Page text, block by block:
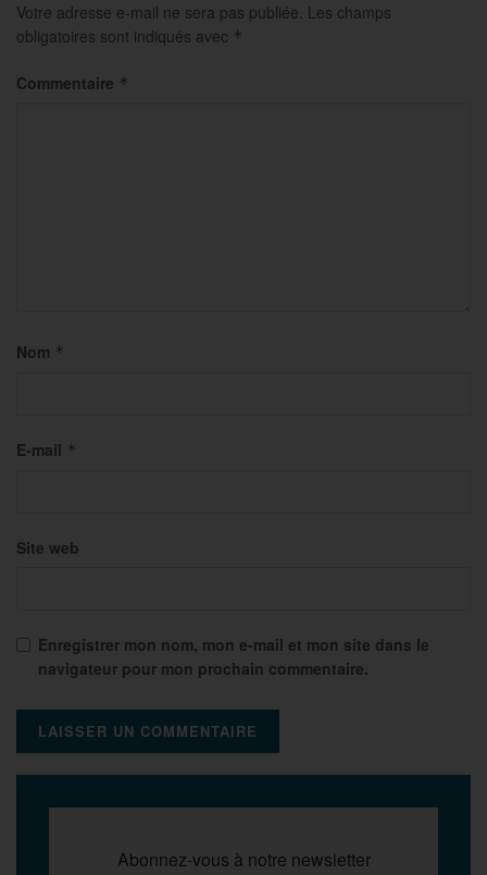
Votre adresse e-mail ne sera pas publiée. Les champs
obligatoires sont indiqués avec *
Commentaire *
Nom *
E-mail *
Site web
Enregistrer mon nom, mon e-mail et mon site dans le
navigateur pour mon prochain commentaire.
Abonnez-vous à notre newsletter